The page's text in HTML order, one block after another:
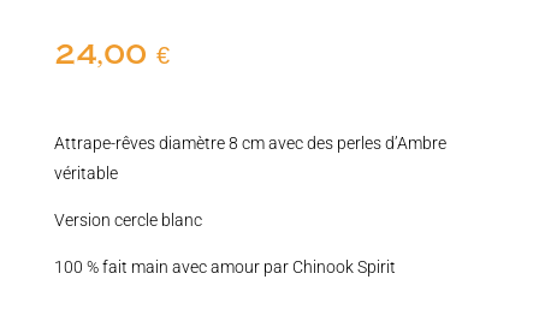
24,00 €
Attrape-rêves diamètre 8 cm avec des perles d’Ambre
véritable
Version cercle blanc
100 % fait main avec amour par Chinook Spirit